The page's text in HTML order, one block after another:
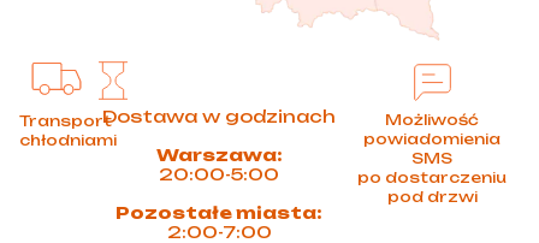
Transport
chłodniami
Dostawa w godzinach
Warszawa:
20:00-5:00
Pozostałe miasta:
2:00-7:00
Możliwość
powiadomienia
SMS
po dostarczeniu
pod drzwi